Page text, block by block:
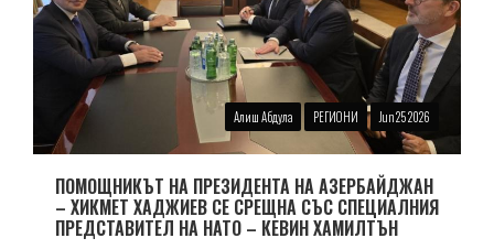
Алиш Абдула РЕГИОНИ Jun 25 2026
ПОМОЩНИКЪТ НА ПРЕЗИДЕНТА НА АЗЕРБАЙДЖАН
– ХИКМЕТ ХАДЖИЕВ СЕ СРЕЩНА СЪС СПЕЦИАЛНИЯ
ПРЕДСТАВИТЕЛ НА НАТО – КЕВИН ХАМИЛТЪН